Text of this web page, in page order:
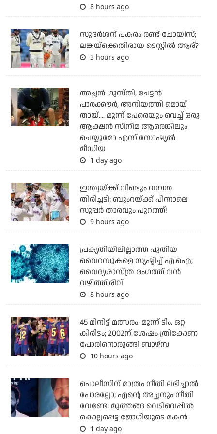
8 hours ago
സുദര്‍ശന് പകരം രണ്ട് ചോയിസ്;
ലങ്കയ്‌ക്കെതിരായ ടെസ്റ്റില്‍ ആര്?
3 hours ago
അച്ഛന്‍ ഗുസ്തി, ചേട്ടന്‍
പാര്‍ക്കൗര്‍, അനിയത്തി മൊയ്
തായ്.... മൂന്ന് പേരെയും വെച്ച് ഒരു
ആക്ഷന്‍ സിനിമ ആരെങ്കിലും
ചെയ്യുമോ എന്ന് സോഷ്യല്‍
മീഡിയ
1 day ago
ഇന്ത്യയ്ക്ക് വീണ്ടും വമ്പന്‍
തിരിച്ചടി; ബുംറയ്ക്ക് പിന്നാലെ
സൂപ്പര്‍ താരവും പുറത്ത്!
9 hours ago
പ്രകൃതിയിലില്ലാത്ത പുതിയ
വൈറസുകളെ സൃഷ്ടിച്ച് എ.ഐ;
വൈദ്യശാസ്ത്ര രംഗത്ത് വന്‍
വഴിത്തിരിവ്
8 hours ago
45 മിനിട്ട് മത്സരം, മൂന്ന് ടീം, ഒറ്റ
കിരീടം; 2002ന് ശേഷം ത്രികോണ
പോരിനൊരുങ്ങി ബാഴ്‌സ
10 hours ago
പൊലീസിന് മാത്രം നീതി ലഭിച്ചാല്‍
പോരല്ലോ; എന്റെ അച്ഛനും നീതി
വേണ്ടേ: മുത്തങ്ങ വെടിവെപ്പില്‍
കൊല്ലപ്പെട്ട ജോഗിയുടെ മകന്‍
1 day ago